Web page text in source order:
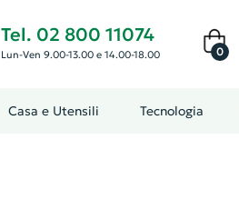
Tel. 02 800 11074
Lun-Ven 9.00-13.00 e 14.00-18.00 0
Casa e Utensili Tecnologia